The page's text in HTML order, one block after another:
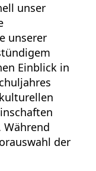
unser
unserer
Einblick in
der